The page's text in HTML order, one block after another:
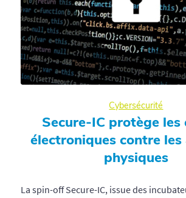
Cybersécurité
Secure-IC protège
électroniques contre
physiques
La spin-off Secure-IC, issue des